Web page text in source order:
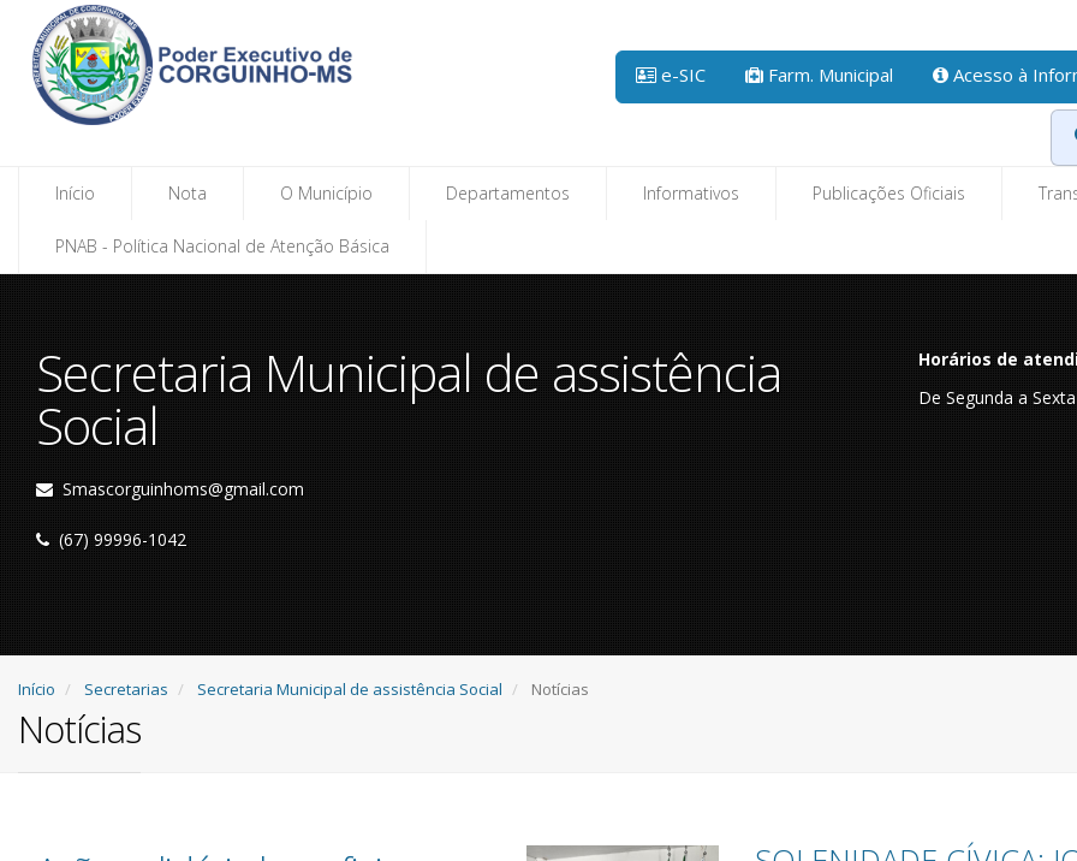
e-SIC Farm. Municipal Acesso à
Início Nota O Município Departamentos Informativos Publicações Oficiais
PNAB - Política Nacional de Atenção Básica
Secretaria Municipal de assistência
Social
Smascorguinhoms@gmail.com
(67) 99996-1042
Horários de
De Segunda a
Início Secretarias Secretaria Municipal de assistência Social Notícias
Notícias